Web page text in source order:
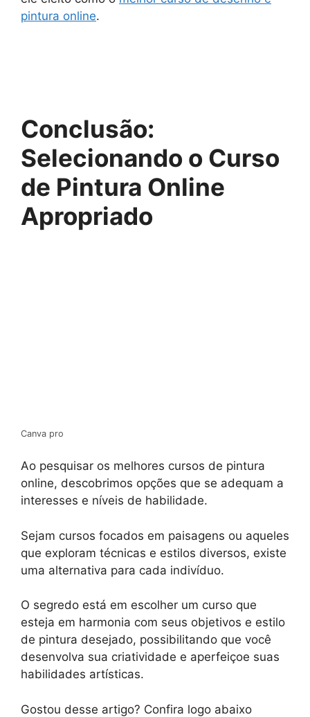
pintura online.
Conclusão:
Selecionando o Curso
de Pintura Online
Apropriado
Canva pro
Ao pesquisar os melhores cursos de pintura
online, descobrimos opções que se adequam a
interesses e níveis de habilidade.
Sejam cursos focados em paisagens ou aqueles
que exploram técnicas e estilos diversos, existe
uma alternativa para cada indivíduo.
O segredo está em escolher um curso que
esteja em harmonia com seus objetivos e estilo
de pintura desejado, possibilitando que você
desenvolva sua criatividade e aperfeiçoe suas
habilidades artísticas.
Gostou desse artigo? Confira logo abaixo